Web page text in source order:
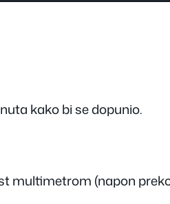
kako bi se dopunio.
multimetrom (napon